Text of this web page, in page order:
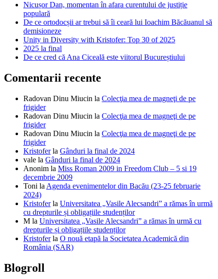
Nicușor Dan, momentan în afara curentului de justiție
populară
De ce ortodocșii ar trebui să îi ceară lui Ioachim Băcăuanul să
demisioneze
Unity in Diversity with Kristofer: Top 30 of 2025
2025 la final
De ce cred că Ana Ciceală este viitorul Bucureștiului
Comentarii recente
Radovan Dinu Miucin la Colecţia mea de magneţi de pe
frigider
Radovan Dinu Miucin la Colecţia mea de magneţi de pe
frigider
Radovan Dinu Miucin la Colecţia mea de magneţi de pe
frigider
Kristoferla Gânduri la final de 2024
vale la Gânduri la final de 2024
Anonim la Miss Roman 2009 in Freedom Club – 5 si 19
decembrie 2009
Toni la Agenda evenimentelor din Bacău (23-25 februarie
2024)
Kristoferla Universitatea „Vasile Alecsandri” a rămas în urmă
cu drepturile și obligațiile studenților
M la Universitatea „Vasile Alecsandri” a rămas în urmă cu
drepturile și obligațiile studenților
Kristoferla O nouă etapă la Societatea Academică din
România (SAR)
Blogroll